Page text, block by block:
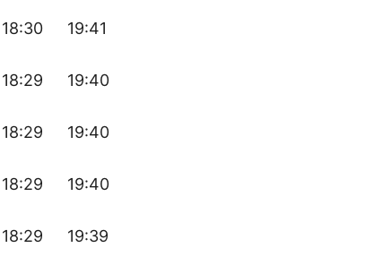
18:30 19:41
18:29 19:40
18:29 19:40
18:29 19:40
18:29 19:39